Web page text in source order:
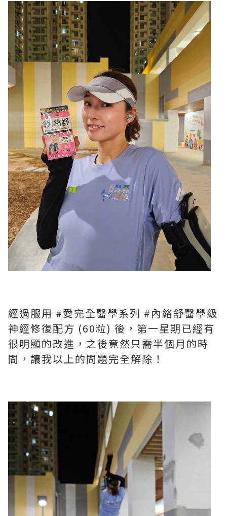
經過服用 #愛完全醫學系列 #內絡舒醫學級
神經修復配方 (60粒) 後，第一星期已經有
很明顯的改進，之後竟然只需半個月的時
間，讓我以上的問題完全解除！